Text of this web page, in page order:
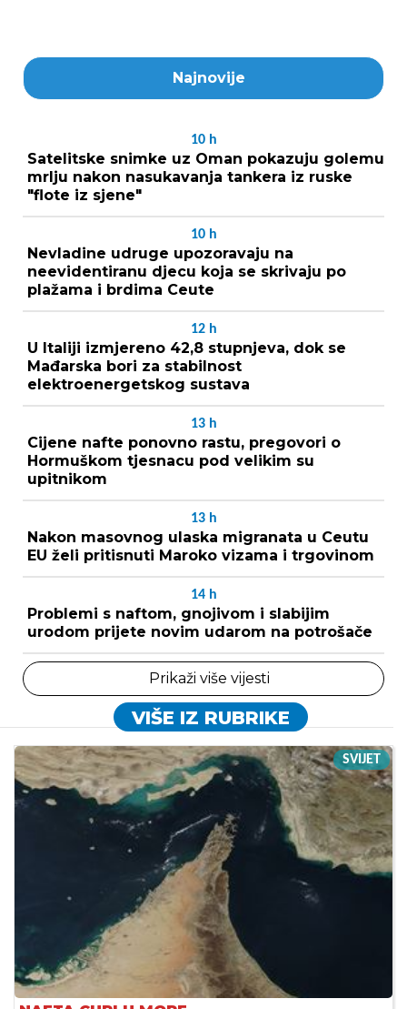
Najnovije
10 h
Satelitske snimke uz Oman pokazuju golemu
mrlju nakon nasukavanja tankera iz ruske
"flote iz sjene"
10 h
Nevladine udruge upozoravaju na
neevidentiranu djecu koja se skrivaju po
plažama i brdima Ceute
12 h
U Italiji izmjereno 42,8 stupnjeva, dok se
Mađarska bori za stabilnost
elektroenergetskog sustava
13 h
Cijene nafte ponovno rastu, pregovori o
Hormuškom tjesnacu pod velikim su
upitnikom
13 h
Nakon masovnog ulaska migranata u Ceutu
EU želi pritisnuti Maroko vizama i trgovinom
14 h
Problemi s naftom, gnojivom i slabijim
urodom prijete novim udarom na potrošače
Prikaži više vijesti
VIŠE IZ RUBRIKE
SVIJET